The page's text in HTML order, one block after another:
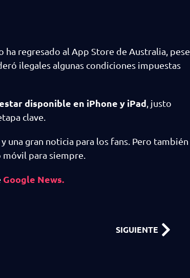
regresado al App Store de Australia, pese
ilegales algunas condiciones impuestas
disponible en iPhone y iPad , justo
clave.
una gran noticia para los fans. Pero también
para siempre.
Google News.
SIGUIENTE